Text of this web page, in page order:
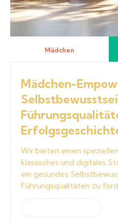
Mädchen
Mädchen-
Wir bieten einen
klassisches und digitales
ein gesundes
Führungsqualitäten zu